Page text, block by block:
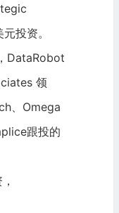
投资。
DataRobot
领
、Omega
跟投的